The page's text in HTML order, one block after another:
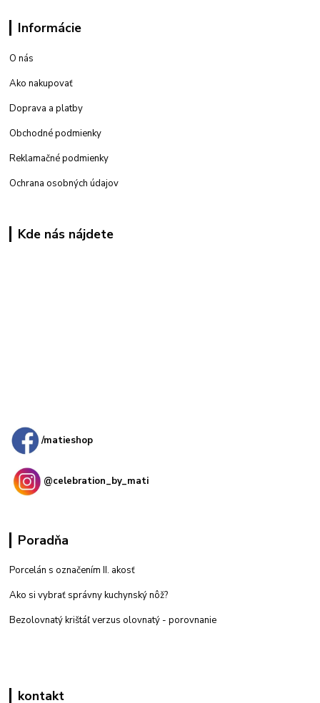
Informácie
O nás
Ako nakupovať
Doprava a platby
Obchodné podmienky
Reklamačné podmienky
Ochrana osobných údajov
Kde nás nájdete
/matieshop
@celebration_by_mati
Poradňa
Porcelán s označením II. akosť
Ako si vybrať správny kuchynský nôž?
Bezolovnatý krištáľ verzus olovnatý - porovnanie
kontakt